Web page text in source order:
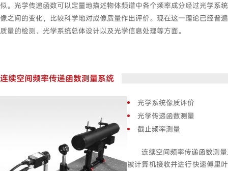
似。光学传递函数可以定量地描述物体频谱中各个频率成分经过光学系
像之间的变化，比较科学地对成像质量作出评价。现在这一理论已经普
质量的检测、光学系统总体设计以及光学信息处理等方面。
连续空间频率传递函数测量系统
光学系统像质评价
光学传递函数测量
截止频率测量
连续空间频率传递函数测
被计算机接收并进行快速傅里